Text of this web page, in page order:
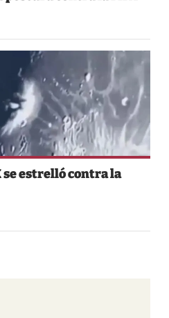
se estrelló contra la